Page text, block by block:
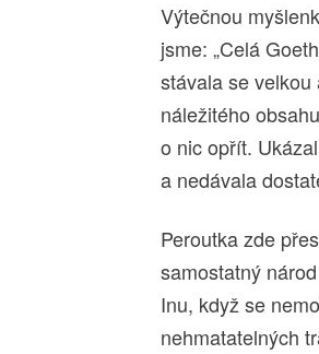
Výtečnou
jsme: „Celá
stávala se
náležitého
o nic opřít.
a nedávala
Peroutka zde
samostatný
Inu, když se
nehmatatelných